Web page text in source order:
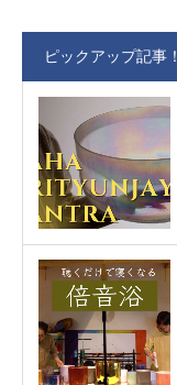
ピックアップ記事！